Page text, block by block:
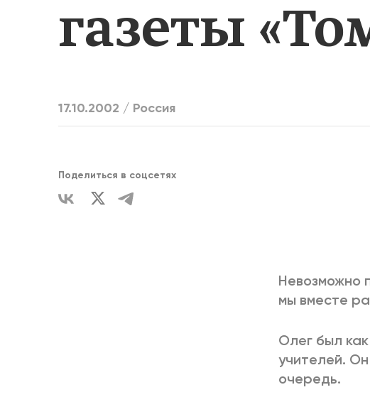
2025
ЕДИНСТВЕННЫЙ
газеты
17.10.2002 / Россия
Поделиться в соцсетях
Невозможно
мы вместе
Олег был
учителей.
очередь.